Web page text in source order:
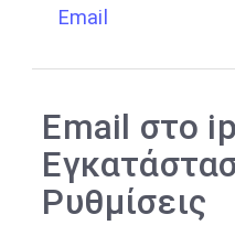
Email
Email στο
Ρυθμίσεις